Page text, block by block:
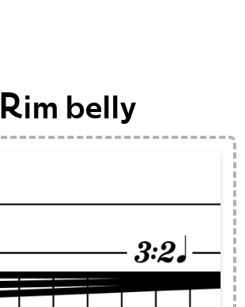
Rim belly